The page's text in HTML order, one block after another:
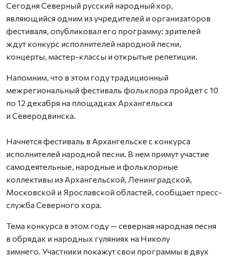
Сегодня Северный русский народный хор,
являющийся одним из учредителей и организаторов
фестиваля, опубликовал его программу: зрителей
ждут конкурс исполнителей народной песни,
концерты, мастер-классы и открытые репетиции.
Напомним, что в этом году традиционный
межрегиональный фестиваль фольклора пройдет с 10
по 12 декабря на площадках Архангельска
и Северодвинска.
Начнется фестиваль в Архангельске с конкурса
исполнителей народной песни. В нем примут участие
самодеятельные, народные и фольклорные
коллективы из Архангельской, Ленинградской,
Московской и Ярославской областей, сообщает пресс-
служба Северного хора.
Тема конкурса в этом году — северная народная песня
в обрядах и народных гуляниях на Николу
зимнего. Участники покажут свои программы в двух